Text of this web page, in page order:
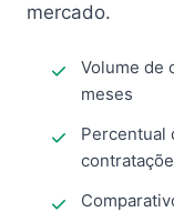
mercado.
Volume de
meses
Percentual